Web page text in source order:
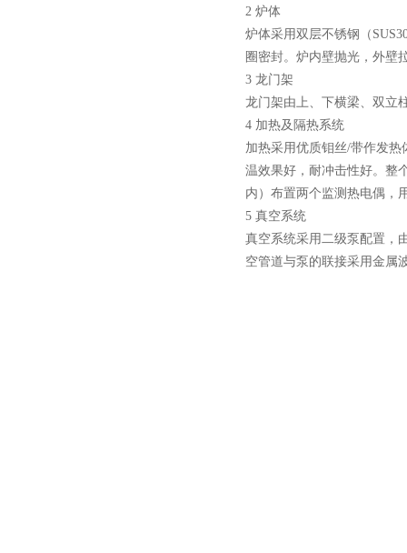
2 炉体
炉体采用双层不锈钢（
圈密封。炉内壁抛光，外壁
3 龙门架
龙门架由上、下横梁、双立
4 加热及隔热系统
加热采用优质钼丝/带作发热
温效果好，耐冲击性好。整
内）布置两个监测热电偶，
5 真空系统
真空系统采用二级泵配置，
空管道与泵的联接采用金属